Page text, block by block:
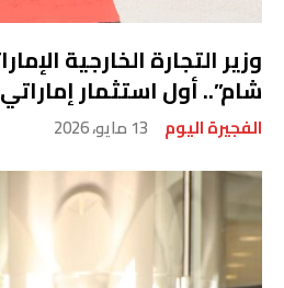
وزير التجارة الخارجية
شام”.. أول استثمار
الفجيرة اليوم 13 مايو، 2026